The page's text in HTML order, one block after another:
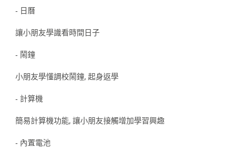
- 日曆
讓小朋友學識看時間日子
- 鬧鐘
小朋友學懂調校鬧鐘, 起身返學
- 計算機
簡易計算機功能, 讓小朋友接觸增加學習興趣
- 內置電池